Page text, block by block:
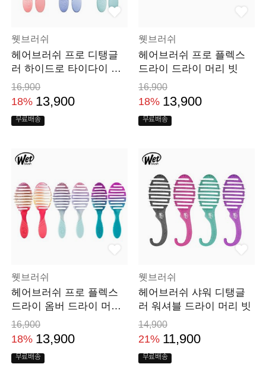
웻브러쉬
헤어브러쉬 프로 디탱글
러 하이드로 타이다이 드
라이 머리 빗
16,900
18% 13,900
무료배송
웻브러쉬
헤어브러쉬 프로 플렉스
드라이 드라이 머리 빗
16,900
18% 13,900
무료배송
웻브러쉬
헤어브러쉬 프로 플렉스
드라이 옴버 드라이 머리
빗
16,900
18% 13,900
무료배송
웻브러쉬
헤어브러쉬 샤워 디탱글
러 워셔블 드라이 머리 빗
14,900
21% 11,900
무료배송